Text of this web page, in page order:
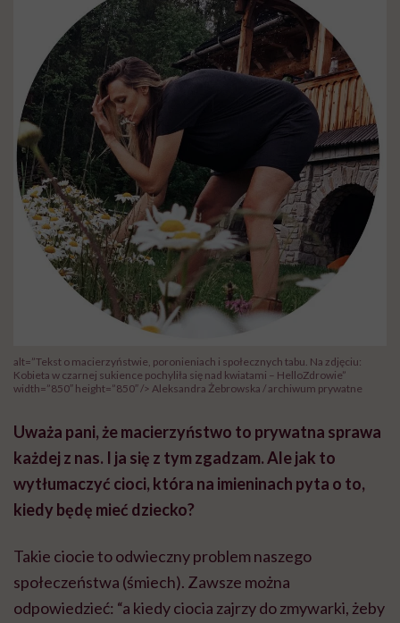
alt=”Tekst o macierzyństwie, poronieniach i społecznych tabu. Na zdjęciu:
Kobieta w czarnej sukience pochyliła się nad kwiatami – HelloZdrowie”
width=”850″ height=”850″ /> Aleksandra Żebrowska / archiwum prywatne
Uważa pani, że macierzyństwo to prywatna sprawa
każdej z nas. I ja się z tym zgadzam. Ale jak to
wytłumaczyć cioci, która na imieninach pyta o to,
kiedy będę mieć dziecko?
Takie ciocie to odwieczny problem naszego
społeczeństwa (śmiech). Zawsze można
odpowiedzieć: “a kiedy ciocia zajrzy do zmywarki, żeby